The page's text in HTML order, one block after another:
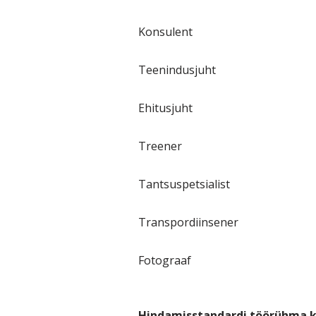
Konsulent
Teenindusjuht
Ehitusjuht
Treener
Tantsuspetsialist
Transpordiinsener
Fotograaf